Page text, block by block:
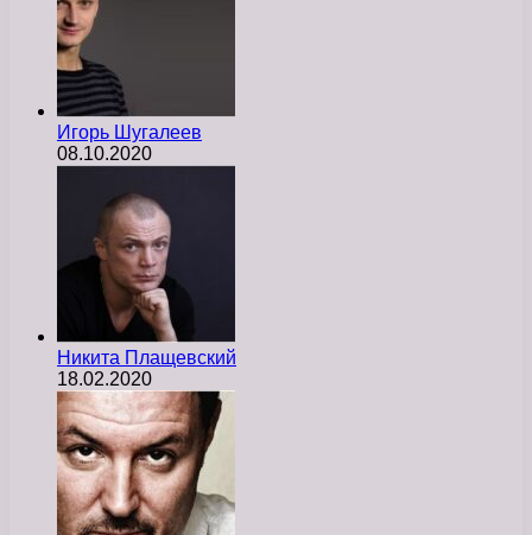
Игорь Шугалеев
08.10.2020
Никита Плащевский
18.02.2020